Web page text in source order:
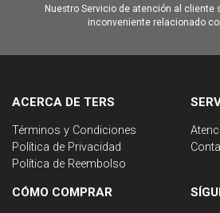
Nuestro Servicio de atención al cliente
inconveniente relacionado
ACERCA DE TERS
Términos y Condiciones
Política de Privacidad
Política de Reembolso
CÓMO COMPRAR